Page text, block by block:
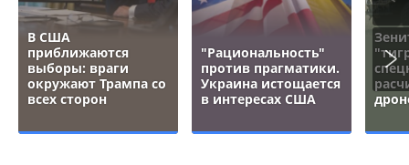
В США
приближаются
выборы: враги
окружают Трампа со
всех сторон
"Рациональность"
против прагматики.
Украина истощается
в интересах США